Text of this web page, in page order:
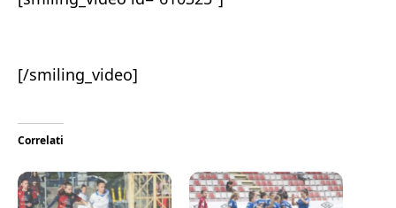
[/smiling_video]
Correlati